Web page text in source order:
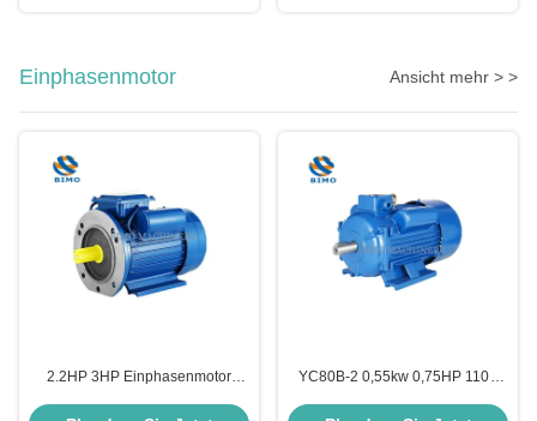
Einphasenmotor Ansicht mehr > >
2.2HP 3HP Einphasenmotor
YC80B-2 0,55kw 0,75HP 110V